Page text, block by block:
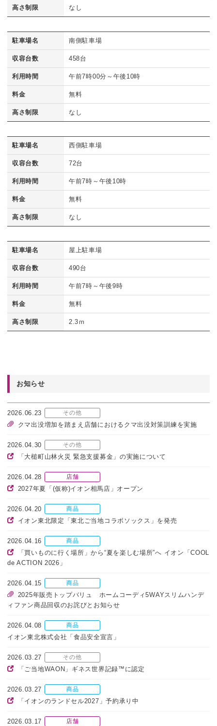
高さ制限 なし
駐車場名 南側駐車場
収容台数 458台
利用時間 午前7時00分～午後10時
料金 無料
高さ制限 なし
駐車場名 西側駐車場
収容台数 72台
利用時間 午前7時～午後10時
料金 無料
高さ制限 なし
駐車場名 屋上駐車場
収容台数 490台
利用時間 午前7時～午後9時
料金 無料
高さ制限 2.3ｍ
お知らせ
2026.06.23 その他
クマ出没増加を踏まえ店舗におけるクマ出没対策訓練を実施
2026.04.30 その他
「大槌町山林火災 緊急支援募金」の実施について
2026.04.28 店舗
2027年夏「(仮称)イオン相馬店」オープン
2026.04.20 商品
イオン東北限定「東北ご当地コラボソックス」を発売
2026.04.16 商品
「買いものに行く場所」から“夏を楽しむ場所”へ イオン「COOL
de ACTION 2026」
2026.04.15 商品
2025年販売トップバリュ ホームコーディ5WAYスリムハンデ
ィファン商品回収のお詫びとお知らせ
2026.04.08 商品
イオン東北株式会社「食品安全宣言」
2026.03.27 その他
「ご当地WAON」ギネス世界記録™に認定
2026.03.27 商品
「イオンのランドセル2027」予約承り中
2026.03.17 店舗